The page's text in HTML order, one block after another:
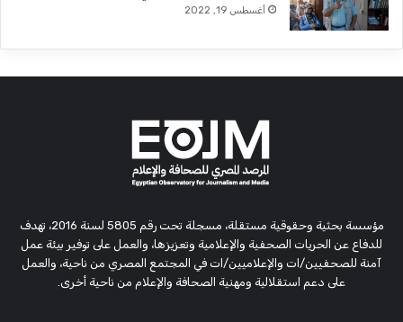
أغسطس 19, 2022
مؤسسة بحثية وحقوقية مستقلة، مسجلة تحت رقم 5805 لسنة 2016، تهدف
للدفاع عن الحريات الصحفية والإعلامية وتعزيزها، والعمل على توفير بيئة عمل
آمنة للصحفيين/ات والإعلاميين/ات في المجتمع المصري من ناحية، والعمل
على دعم استقلالية ومهنية الصحافة والإعلام من ناحية أخرى.